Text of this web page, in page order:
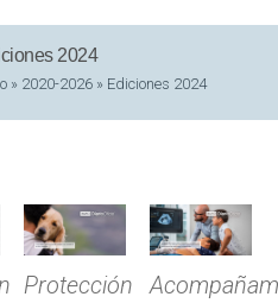
2024
» 2020-2026 » Ediciones 2024
Protección